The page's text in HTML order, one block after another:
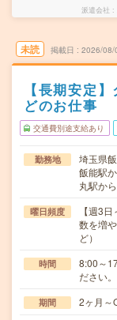
派遣会社
未読 掲載日 2026/08/
【長期安定
どのお仕事
交通費別途支給あり
勤務地
埼玉県
飯能駅
丸駅か
曜日頻度
【週3
数を増
ど）
時間
8:00～
ださい。
期間 2ヶ月～